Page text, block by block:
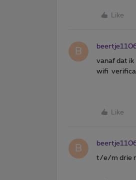
Like
B
vanaf dat ik
wifi
Like
B
t/e/m drie